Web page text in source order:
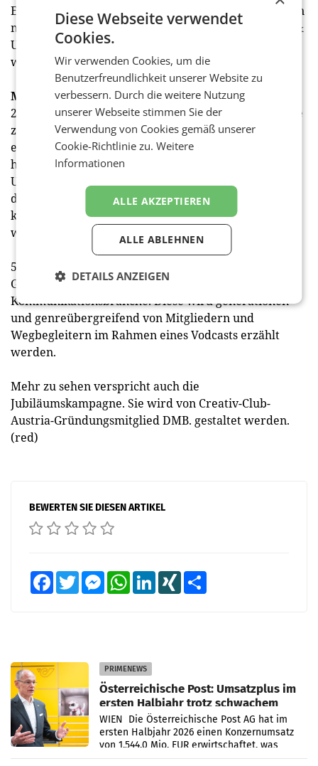
Erfolgreiche Knowledge-Formate wie die Kooperation
mit Super Brands Austria oder Creative Region Linz &
Upper Austria erfreuen sich guten Zulaufs und
werden intensiviert.
Mehr für die Augen
2022 werden die CCA-Jahrbücher der letzten 50 Jahre
zusätzlich als Online-Archiv präsentiert. Interessierte
erhalten einen Überblick über die Entwicklung der
heimischen Kreativlandschaft. Der Austausch mit
Universitäten und Bildungseinrichtungen soll durch
das Archiv gefördert und die Sichtbarmachung
kreativer Exzellenz auf ein neues Niveau gehoben
werden.
50 Jahre Creativ Club Austria sind auch 50 Jahre
Geschichte der österreichischen
Kommunikationsbranche. Diese wird generationen-
und genreübergreifend von Mitgliedern und
Wegbegleitern im Rahmen eines Vodcasts erzählt
werden.
Mehr zu sehen verspricht auch die
Jubiläumskampagne. Sie wird von Creativ-Club-
Austria-Gründungsmitglied DMB. gestaltet werden.
(red)
BEWERTEN SIE DIESEN ARTIKEL
FacebookTwitter MessengerWhatsAppLinkedInXING
PRIMENEWS
Österreichische Post: Umsatzplus im
ersten Halbjahr trotz schwachem
Briefgeschäft
WIEN Die Österreichische Post AG hat im
ersten Halbjahr 2026 einen Konzernumsatz
von 1.544,0 Mio. EUR erwirtschaftet, was
einem Plus von 3,8 Prozent gegenüber dem
Diese Webseite verwendet
Cookies.
Wir verwenden Cookies, um die
Benutzerfreundlichkeit unserer Website zu
verbessern. Durch die weitere Nutzung
unserer Webseite stimmen Sie der
Verwendung von Cookies gemäß unserer
Cookie-Richtlinie zu.Weitere
Informationen
ALLE AKZEPTIEREN
ALLE ABLEHNEN
DETAILS ANZEIGEN